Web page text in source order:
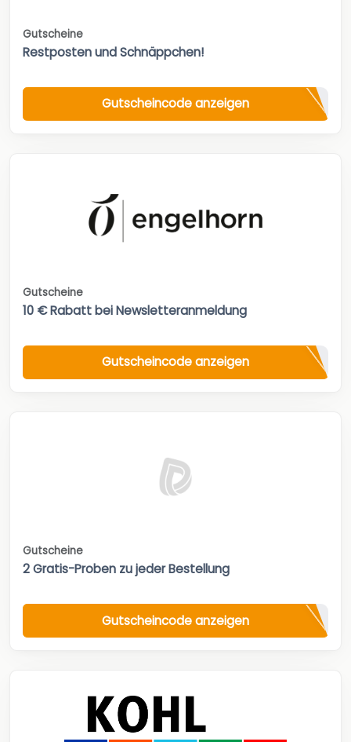
Gutscheine
Restposten und Schnäppchen!
Gutscheincode anzeigen
Gutscheine
10 € Rabatt bei Newsletteranmeldung
Gutscheincode anzeigen
Gutscheine
2 Gratis-Proben zu jeder Bestellung
Gutscheincode anzeigen